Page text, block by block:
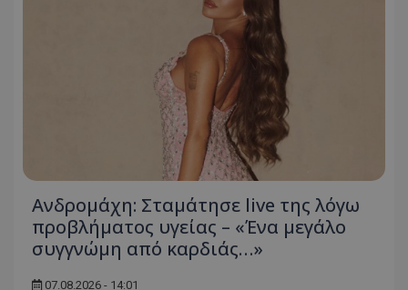
Ανδρομάχη: Σταμάτησε live της λόγω
προβλήματος υγείας – «Ένα μεγάλο
συγγνώμη από καρδιάς…»
07.08.2026 - 14:01